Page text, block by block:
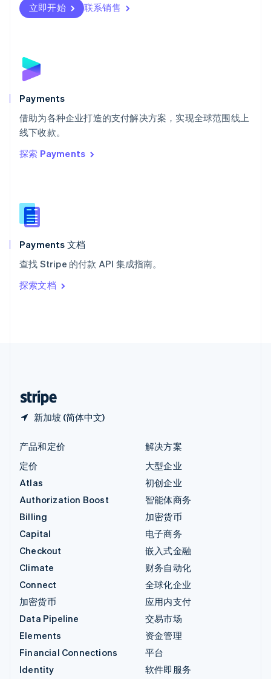
立即开始 联系销售
Payments
借助为各种企业打造的支付解决方案，实现全球范围线上
线下收款。
探索 Payments
Payments 文档
查找 Stripe 的付款 API 集成指南。
探索文档
新加坡 (简体中文)
瑞士
DeutschFrançais
English
斯洛文尼亚
泰国
ไทยEnglish
希腊
English
西班牙
新西兰
English
匈牙利
English
ItalianoEnglish
印度
English
产品和定价
定价
Atlas
Authorization Boost
Billing
Capital
Checkout
Climate
Connect
加密货币
Data Pipeline
Elements
Financial Connections
Identity
解决方案
大型企业
初创企业
智能体商务
加密货币
电子商务
嵌入式金融
财务自动化
全球化企业
应用内支付
交易市场
资金管理
平台
软件即服务